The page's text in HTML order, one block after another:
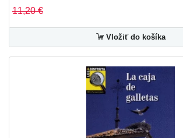
Pasacalle
11,20 €
Vložiť do košíka